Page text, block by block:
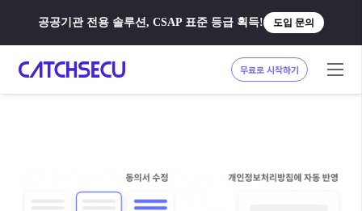
공공기관 전용 솔루션, CSAP 표준 등급 획득! 도입 문의
무료로 시작하기